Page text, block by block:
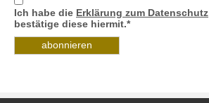
Ich habe die Erklärung zum Datenschutz
bestätige diese hiermit.*